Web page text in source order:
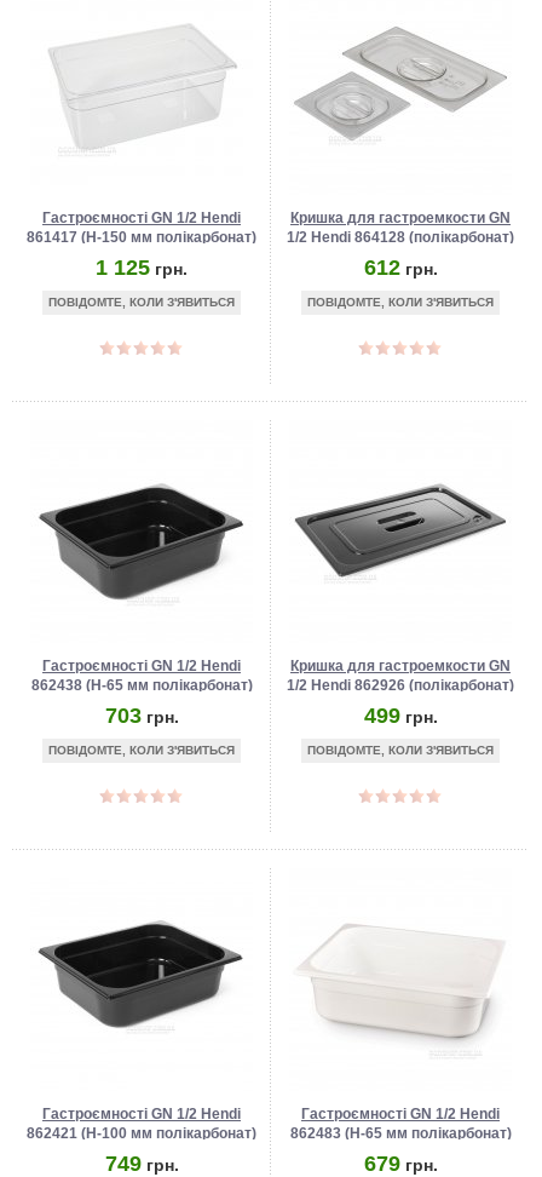
Гастроємності GN 1/2 Hendi
861417 (Н-150 мм полікарбонат)
1 125 грн.
ПОВІДОМТЕ, КОЛИ З'ЯВИТЬСЯ
Кришка для гастроемкости GN
1/2 Hendi 864128 (полікарбонат)
612 грн.
ПОВІДОМТЕ, КОЛИ З'ЯВИТЬСЯ
Гастроємності GN 1/2 Hendi
862438 (Н-65 мм полікарбонат)
703 грн.
ПОВІДОМТЕ, КОЛИ З'ЯВИТЬСЯ
Кришка для гастроемкости GN
1/2 Hendi 862926 (полікарбонат)
499 грн.
ПОВІДОМТЕ, КОЛИ З'ЯВИТЬСЯ
Гастроємності GN 1/2 Hendi
862421 (Н-100 мм полікарбонат)
749 грн.
Гастроємності GN 1/2 Hendi
862483 (Н-65 мм полікарбонат)
679 грн.